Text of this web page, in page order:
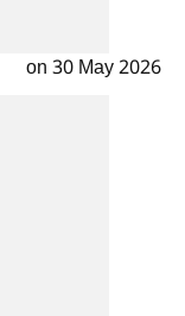
on 30 May 2026